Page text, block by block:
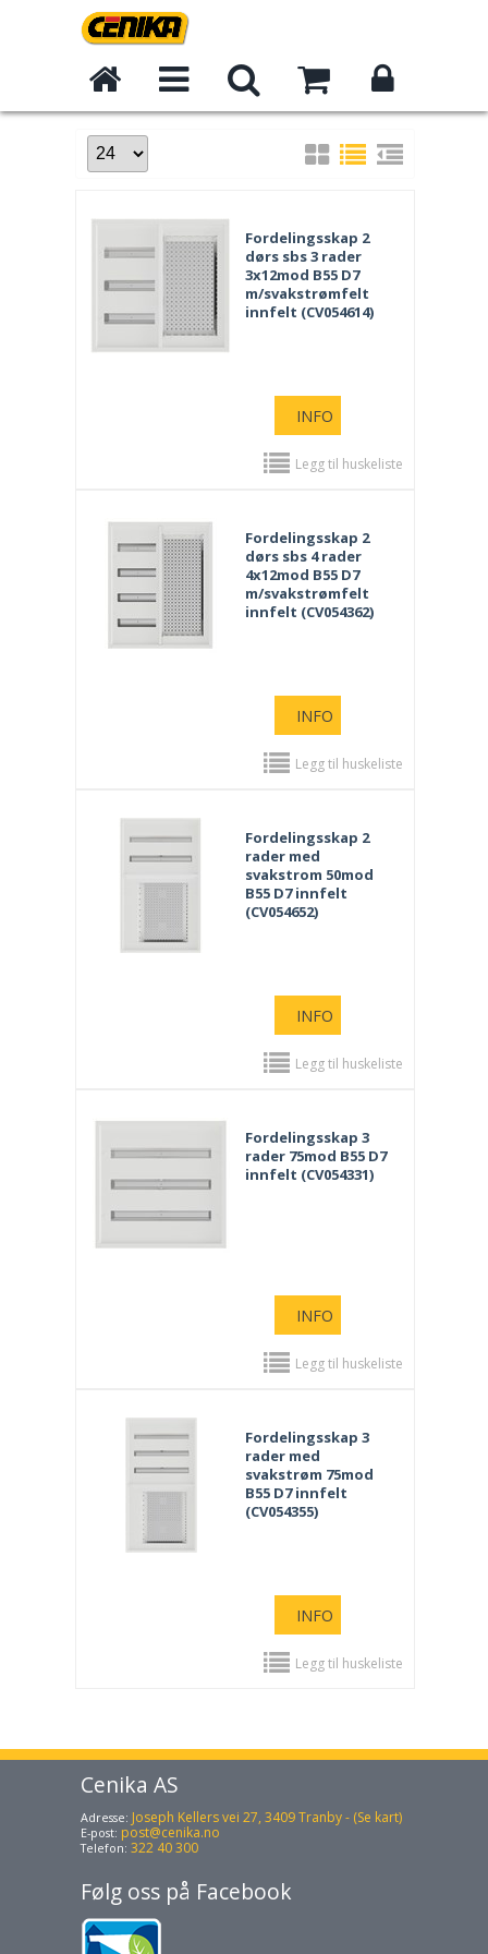
Fordelingsskap 2
dørs sbs 3 rader
3x12mod B55 D7
m/svakstrømfelt
innfelt (CV054614)
INFO
Legg til huskeliste
Fordelingsskap 2
dørs sbs 4 rader
4x12mod B55 D7
m/svakstrømfelt
innfelt (CV054362)
INFO
Legg til huskeliste
Fordelingsskap 2
rader med
svakstrom 50mod
B55 D7 innfelt
(CV054652)
INFO
Legg til huskeliste
Fordelingsskap 3
rader 75mod B55 D7
innfelt (CV054331)
INFO
Legg til huskeliste
Fordelingsskap 3
rader med
svakstrøm 75mod
B55 D7 innfelt
(CV054355)
INFO
Legg til huskeliste
Cenika AS
Adresse: Joseph Kellers vei 27, 3409 Tranby - (Se kart)
E-post: post@cenika.no
Telefon: 322 40 300
Følg oss på Facebook